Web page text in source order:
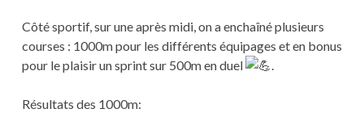
Côté sportif, sur une après midi, on a enchaîné plusieurs
courses : 1000m pour les différents équipages et en bonus
pour le plaisir un sprint sur 500m en duel
.
Résultats des 1000m: